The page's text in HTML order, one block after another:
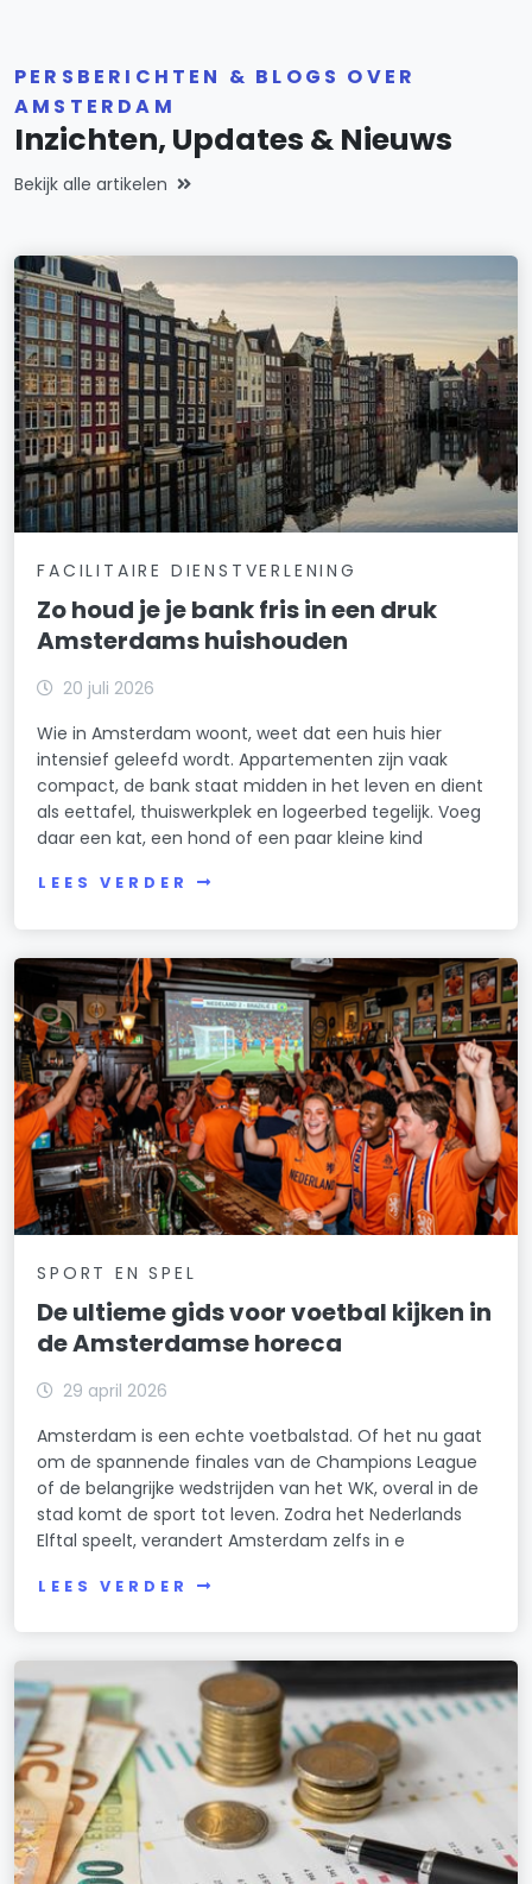
PERSBERICHTEN & BLOGS OVER
AMSTERDAM
Inzichten, Updates & Nieuws
Bekijk alle artikelen
FACILITAIRE DIENSTVERLENING
Zo houd je je bank fris in een druk
Amsterdams huishouden
20 juli 2026
Wie in Amsterdam woont, weet dat een huis hier
intensief geleefd wordt. Appartementen zijn vaak
compact, de bank staat midden in het leven en dient
als eettafel, thuiswerkplek en logeerbed tegelijk. Voeg
daar een kat, een hond of een paar kleine kind
LEES VERDER
SPORT EN SPEL
De ultieme gids voor voetbal kijken in
de Amsterdamse horeca
29 april 2026
Amsterdam is een echte voetbalstad. Of het nu gaat
om de spannende finales van de Champions League
of de belangrijke wedstrijden van het WK, overal in de
stad komt de sport tot leven. Zodra het Nederlands
Elftal speelt, verandert Amsterdam zelfs in e
LEES VERDER